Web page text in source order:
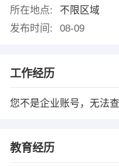
所在地点:
不限区域
发布时间:
08-09
工作经历
您不是企业账号，无法
教育经历